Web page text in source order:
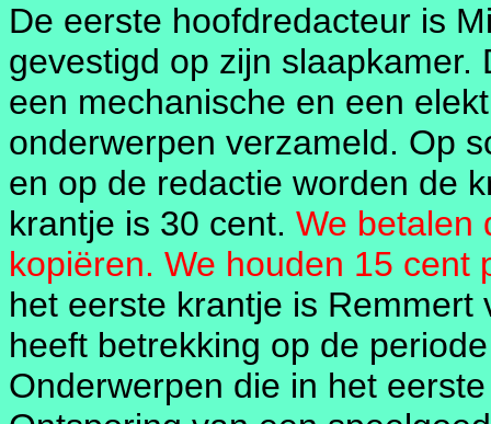
De eerste hoofdredacteur is
gevestigd op zijn
een mechanische en een
onderwerpen verzameld. Op
en op de redactie worden de
krantje is 30 cent. We betalen
kopiëren. We houden 15 cent
het eerste krantje is
heeft betrekking op de
Onderwerpen die in het